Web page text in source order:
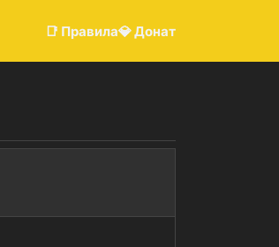
📑 Правилаㅤ💎 Донатㅤ